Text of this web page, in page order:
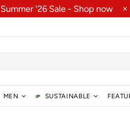
Summer '26 Sale - Shop now
MEN SUSTAINABLE